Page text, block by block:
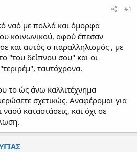
#1
ναό με πολλά και όμορφα
κοινωνικού, αφού έπεσαν
και αυτός ο παραλληλισμός , με
"του δείπνου σου" και οι
ταυτόχρονα.
το ώς άνω καλλιτέχνημα
σχετικώς. Αναφέρομαι για
ναού καταστάσεις, και όχι σε